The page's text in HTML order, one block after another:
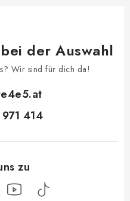
der Auswahl
Wir sind für dich da!
e4e5.at
414